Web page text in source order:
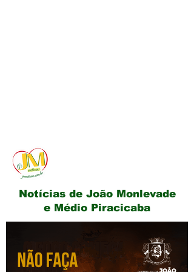
Notícias de João Monlevade
e Médio Piracicaba